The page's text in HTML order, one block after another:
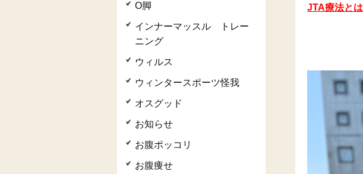
JTA療法とは
O脚
インナーマッスル トレー
ニング
ウィルス
ウィンタースポーツ怪我
オスグッド
お知らせ
お腹ポッコリ
お腹痩せ